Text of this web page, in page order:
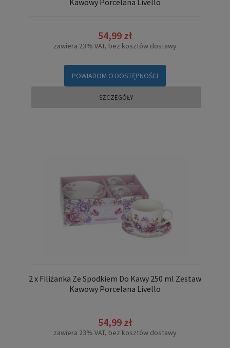
54,99 zł
zawiera 23% VAT, bez kosztów dostawy
POWIADOM O DOSTĘPNOŚCI
SZCZEGÓŁY
2 x Filiżanka Ze Spodkiem Do Kawy 250 ml Zestaw
Kawowy Porcelana Livello
54,99 zł
zawiera 23% VAT, bez kosztów dostawy